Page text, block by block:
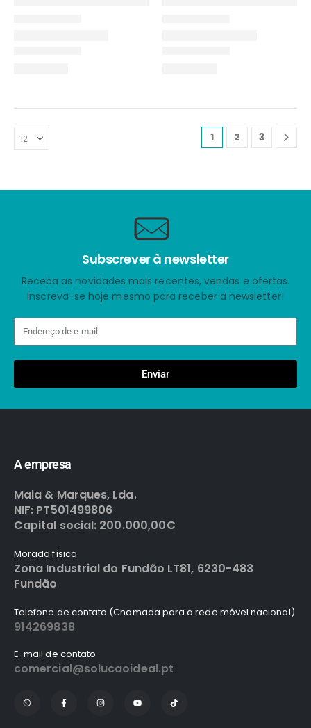
1 2 3
Subscrever à newsletter
Receba as novidades mais recentes, vendas e ofertas.
Inscreva-se hoje mesmo para receber a newsletter!
Enviar
A empresa
Maia & Marques, Lda.
NIF: PT501499806
Capital social: 200.000,00€
Morada física
Zona Industrial do Fundão LT81, 6230-483
Fundão
Telefone de contato (Chamada para a rede móvel nacional)
914269838
E-mail de contato
comercial@solucaoideal.pt